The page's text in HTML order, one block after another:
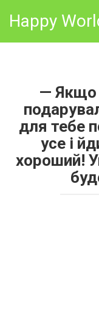
Happy
— Якщо
для тебе
усе і
хороший!